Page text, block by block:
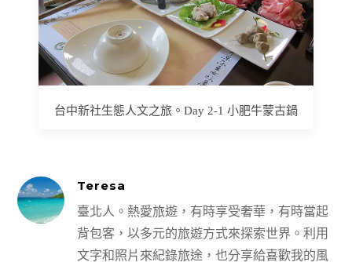
台中新社生態人文之旅。Day 2-1 小肥牛蒙古鍋
Teresa
臺北人。熱愛旅遊，有時享受奢華，有時當起
背包客，以多元的旅遊方式來探索世界。利用
文字和照片來紀錄旅途，也分享給喜歡我的風